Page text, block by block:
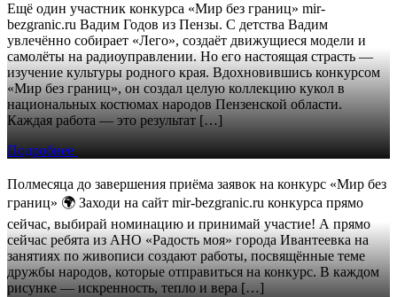
Ещё один участник конкурса «Мир без границ» mir-
bezgranic.ru Вадим Годов из Пензы. С детства Вадим
увлечённо собирает «Лего», создаёт движущиеся модели и
самолёты на радиоуправлении. Но его настоящая страсть —
изучение культуры родного края. Вдохновившись конкурсом
«Мир без границ», он создал целую коллекцию кукол в
национальных костюмах народов Пензенской области.
Каждая работа — это результат […]
Подробнее
Полмесяца до завершения приёма заявок на конкурс «Мир без
границ» 🌍 Заходи на сайт mir-bezgranic.ru конкурса прямо
сейчас, выбирай номинацию и принимай участие! А прямо
сейчас ребята из АНО «Радость моя» города Ивантеевка на
занятиях по живописи создают работы, посвящённые теме
дружбы народов, которые отправиться на конкурс. В каждом
рисунке — искренность, тепло и вера […]